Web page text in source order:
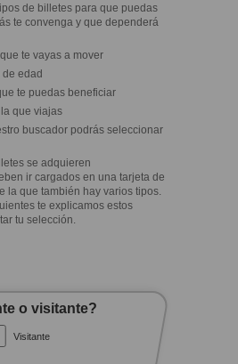
de billetes para que puedas
te convenga y que dependerá
te vayas a mover
edad
te puedas beneficiar
que viajas
buscador podrás seleccionar
se adquieren
ir cargados en una tarjeta de
la que también hay varios tipos.
te explicamos estos
tu selección.
o visitante?
Visitante